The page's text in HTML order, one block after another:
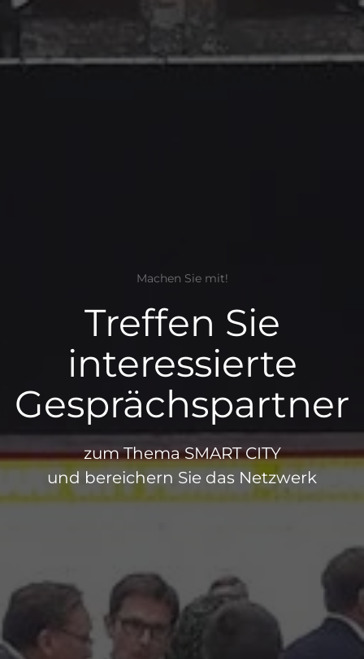
Machen Sie mit!
Treffen Sie
interessierte
Gesprächspartner
zum Thema SMART CITY
und bereichern Sie das Netzwerk